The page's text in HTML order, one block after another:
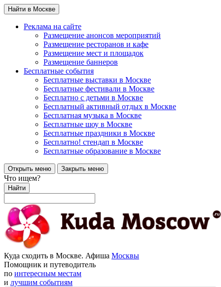
Найти в Москве
Реклама на сайте
Размещение анонсов мероприятий
Размещение ресторанов и кафе
Размещение мест и площадок
Размещение баннеров
Бесплатные события
Бесплатные выставки в Москве
Бесплатные фестивали в Москве
Бесплатно с детьми в Москве
Бесплатный активный отдых в Москве
Бесплатная музыка в Москве
Бесплатные шоу в Москве
Бесплатные праздники в Москве
Бесплатно! стендап в Москве
Бесплатные образование в Москве
Открыть меню Закрыть меню
Что ищем?
Найти
Куда сходить в Москве. Афиша Москвы
Помощник и путеводитель
по интересным местам
и лучшим событиям